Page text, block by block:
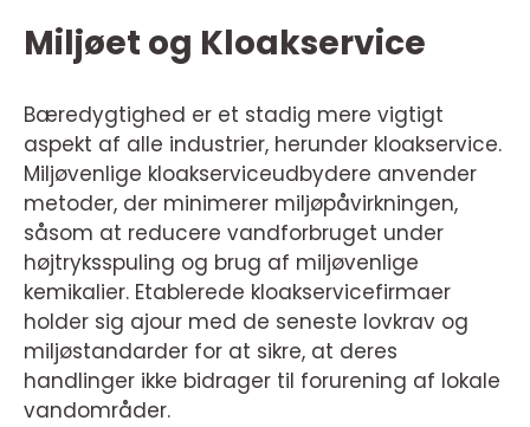
Miljøet og Kloakservice
Bæredygtighed er et stadig mere vigtigt
aspekt af alle industrier, herunder kloakservice.
Miljøvenlige kloakserviceudbydere anvender
metoder, der minimerer miljøpåvirkningen,
såsom at reducere vandforbruget under
højtryksspuling og brug af miljøvenlige
kemikalier. Etablerede kloakservicefirmaer
holder sig ajour med de seneste lovkrav og
miljøstandarder for at sikre, at deres
handlinger ikke bidrager til forurening af lokale
vandområder.